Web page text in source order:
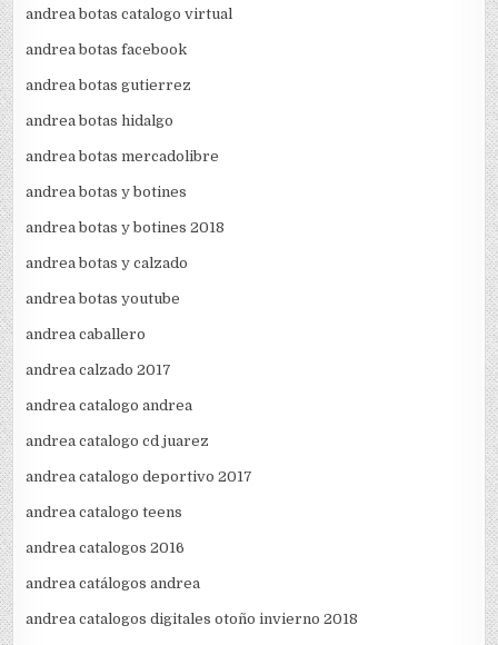
andrea botas catalogo virtual
andrea botas facebook
andrea botas gutierrez
andrea botas hidalgo
andrea botas mercadolibre
andrea botas y botines
andrea botas y botines 2018
andrea botas y calzado
andrea botas youtube
andrea caballero
andrea calzado 2017
andrea catalogo andrea
andrea catalogo cd juarez
andrea catalogo deportivo 2017
andrea catalogo teens
andrea catalogos 2016
andrea catálogos andrea
andrea catalogos digitales otoño invierno 2018